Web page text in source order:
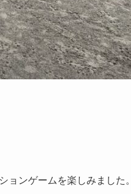
ンゲームを楽しみました。